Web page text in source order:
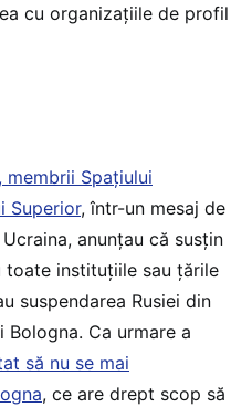
cu organizațiile de profil
Spațiului
Superior, într-un mesaj de
anunțau că susțin
toate instituțiile sau țările
suspendarea Rusiei din
Ca urmare a
să nu se mai
, ce are drept scop să